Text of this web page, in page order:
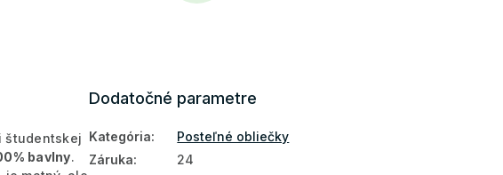
študentskej
bavlny.
Dodatočné parametre
Kategória:
Posteľné obliečky
Záruka:
24